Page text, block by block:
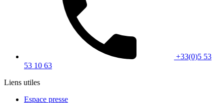
+33(0)5 53
53 10 63
Liens utiles
Espace presse